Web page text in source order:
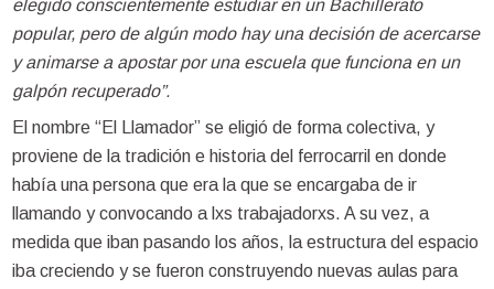
elegido conscientemente estudiar en un Bachillerato
popular, pero de algún modo hay una decisión de acercarse
y animarse a apostar por una escuela que funciona en un
galpón recuperado”.
El nombre “El Llamador” se eligió de forma colectiva, y
proviene de la tradición e historia del ferrocarril en donde
había una persona que era la que se encargaba de ir
llamando y convocando a lxs trabajadorxs. A su vez, a
medida que iban pasando los años, la estructura del espacio
iba creciendo y se fueron construyendo nuevas aulas para